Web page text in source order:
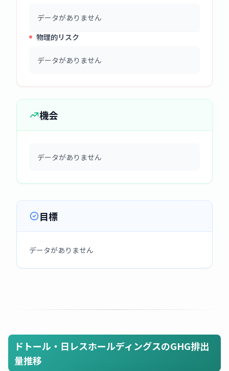
データがありません
物理的リスク
データがありません
機会
データがありません
目標
データがありません
ドトール・日レスホールディングスのGHG排出
量推移